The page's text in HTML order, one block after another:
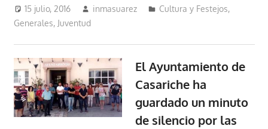
15 julio, 2016 inmasuarez Cultura y Festejos,
Generales, Juventud
El Ayuntamiento de
Casariche ha
guardado un minuto
de silencio por las